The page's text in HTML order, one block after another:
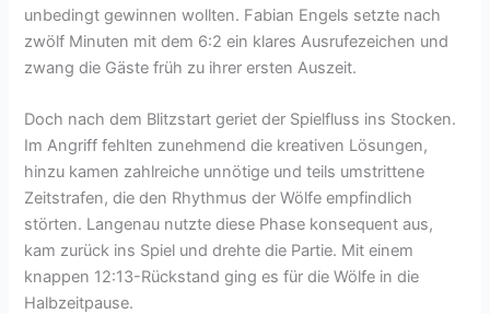
unbedingt gewinnen wollten. Fabian Engels setzte nach
zwölf Minuten mit dem 6:2 ein klares Ausrufezeichen und
zwang die Gäste früh zu ihrer ersten Auszeit.
Doch nach dem Blitzstart geriet der Spielfluss ins Stocken.
Im Angriff fehlten zunehmend die kreativen Lösungen,
hinzu kamen zahlreiche unnötige und teils umstrittene
Zeitstrafen, die den Rhythmus der Wölfe empfindlich
störten. Langenau nutzte diese Phase konsequent aus,
kam zurück ins Spiel und drehte die Partie. Mit einem
knappen 12:13-Rückstand ging es für die Wölfe in die
Halbzeitpause.